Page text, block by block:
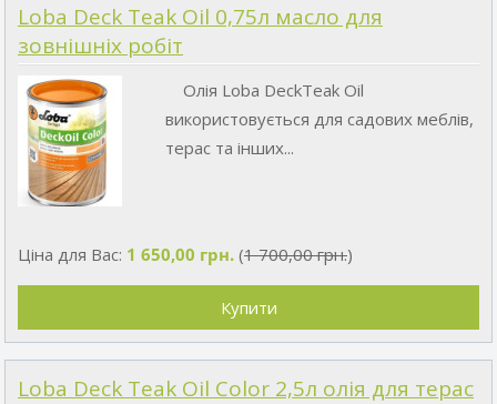
Loba Deck Teak Oil 0,75л масло для
зовнішніх робіт
Олія Loba DeckTeak Oil
використовується для садових меблів,
терас та інших...
Ціна для Вас: 1 650,00 грн.(1 700,00 грн.)
Loba Deck Teak Oil Color 2,5л олія для терас